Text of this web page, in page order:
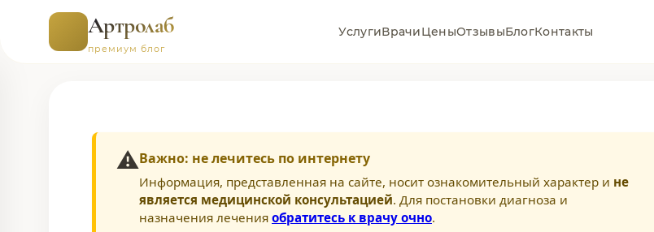
Артролаб
премиум блог
УслугиВрачиЦеныОтзывыБлогКонтакты
⚠️Важно: не лечитесь по интернету
Информация, представленная на сайте, носит ознакомительный характер и не
является медицинской консультацией. Для постановки диагноза и
назначения лечения обратитесь к врачу очно.